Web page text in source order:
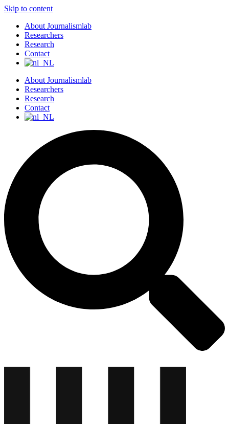
Skip to content
About Journalismlab
Researchers
Research
Contact
About Journalismlab
Researchers
Research
Contact